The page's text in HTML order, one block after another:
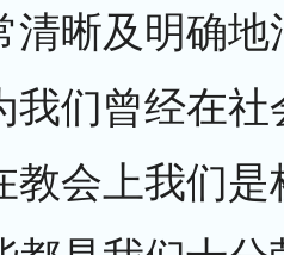
清晰及明确
我们曾经在
教会上我们